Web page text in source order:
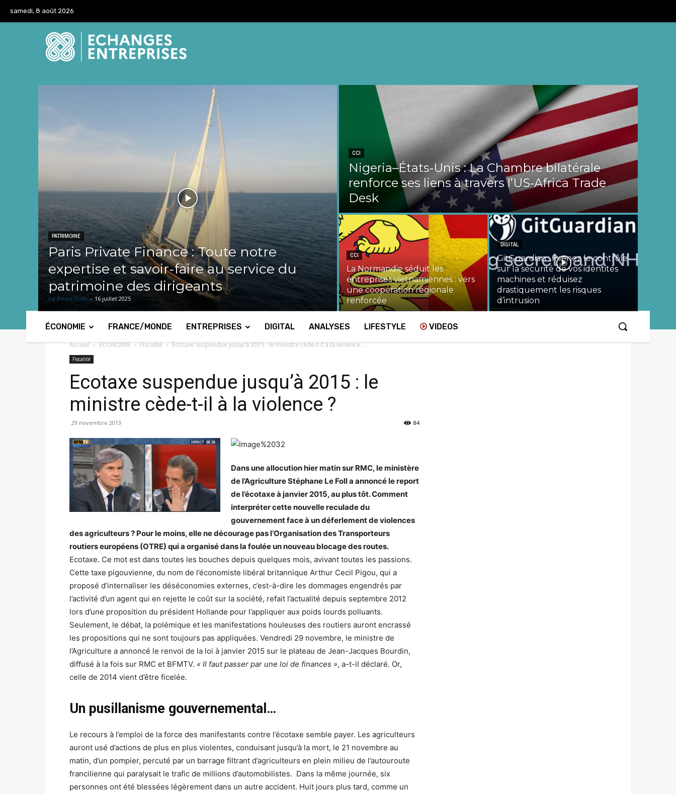
samedi, 8 août 2026
PATRIMOINE
Paris Private Finance : Toute notre
expertise et savoir-faire au service du
patrimoine des dirigeants
La Redaction - 16 juillet 2025
CCI
Nigeria–États‑Unis : La Chambre bilatérale
renforce ses liens à travers l’US‑Africa Trade
Desk
CCI
La Normandie séduit les
entreprises vietnamiennes : vers
une coopération régionale
renforcée
DIGITAL
GitGuardian : Prenez le contrôle
sur la sécurité de vos identités
machines et réduisez
drastiquement les risques
d’intrusion
ÉCONOMIE FRANCE/MONDE ENTREPRISES DIGITAL ANALYSES LIFESTYLE VIDEOS
Accueil ECONOMIE Fiscalité Ecotaxe suspendue jusqu’à 2015 : le ministre cède-t-il à la violence...
Fiscalité
Ecotaxe suspendue jusqu’à 2015 : le
ministre cède-t-il à la violence ?
29 novembre 2013 84
Dans une allocution hier matin sur RMC, le ministère
de l’Agriculture Stéphane Le Foll a annoncé le report
de l’écotaxe à janvier 2015, au plus tôt. Comment
interpréter cette nouvelle reculade du
gouvernement face à un déferlement de violences
des agriculteurs ? Pour le moins, elle ne décourage pas l’Organisation des Transporteurs
routiers européens (OTRE) qui a organisé dans la foulée un nouveau blocage des routes.
Ecotaxe. Ce mot est dans toutes les bouches depuis quelques mois, avivant toutes les passions.
Cette taxe pigouvienne, du nom de l’économiste libéral britannique Arthur Cecil Pigou, qui a
proposé d’internaliser les déséconomies externes, c’est-à-dire les dommages engendrés par
l’activité d’un agent qui en rejette le coût sur la société, refait l’actualité depuis septembre 2012
lors d’une proposition du président Hollande pour l’appliquer aux poids lourds polluants.
Seulement, le débat, la polémique et les manifestations houleuses des routiers auront encrassé
les propositions qui ne sont toujours pas appliquées. Vendredi 29 novembre, le ministre de
l’Agriculture a annoncé le renvoi de la loi à janvier 2015 sur le plateau de Jean-Jacques Bourdin,
diffusé à la fois sur RMC et BFMTV. « Il faut passer par une loi de finances », a-t-il déclaré. Or,
celle de 2014 vient d’être ficelée.
Un pusillanisme gouvernemental…
Le recours à l’emploi de la force des manifestants contre l’écotaxe semble payer. Les agriculteurs
auront usé d’actions de plus en plus violentes, conduisant jusqu’à la mort, le 21 novembre au
matin, d’un pompier, percuté par un barrage filtrant d’agriculteurs en plein milieu de l’autouroute
francilienne qui paralysait le trafic de millions d’automobilistes. Dans la même journée, six
personnes ont été blessées légèrement dans un autre accident. Huit jours plus tard, comme un